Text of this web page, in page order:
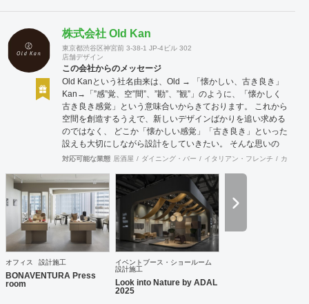
株式会社 Old Kan
東京都渋谷区神宮前 3-38-1 JP-4ビル 302
店舗デザイン
この会社からのメッセージ
Old Kanという社名由来は、Old → 「懐かしい、古き良き」
Kan→「”感”覚、空”間”、”勘”、”観”」のように、「懐かしく
古き良き感覚」という意味合いからきております。 これから
空間を創造するうえで、新しいデザインばかりを追い求める
のではなく、 どこか「懐かしい感覚」「古き良き」といった
設えも大切にしながら設計をしていきたい。 そんな思いの
下、日々クライアント様、そしてその空間を使うお客様に幸
ます。 Old Kan 浦田 晶平 Shohei Urata https://old-kan.jp
Instagram：https://www.instagram.com/old_kan_/?hl=ja
shohei_urata@old-kan.jp 〒150-0001 東京都渋谷区神宮前
3-38-1 JP-4ビル 302
対応可能な業態 居酒屋 ダイニング・バー イタリアン・フレンチ カフェ
オフィス 設計施工
BONAVENTURA Press
room
イベントブース・ショールーム
設計施工
Look into Nature by ADAL
2025